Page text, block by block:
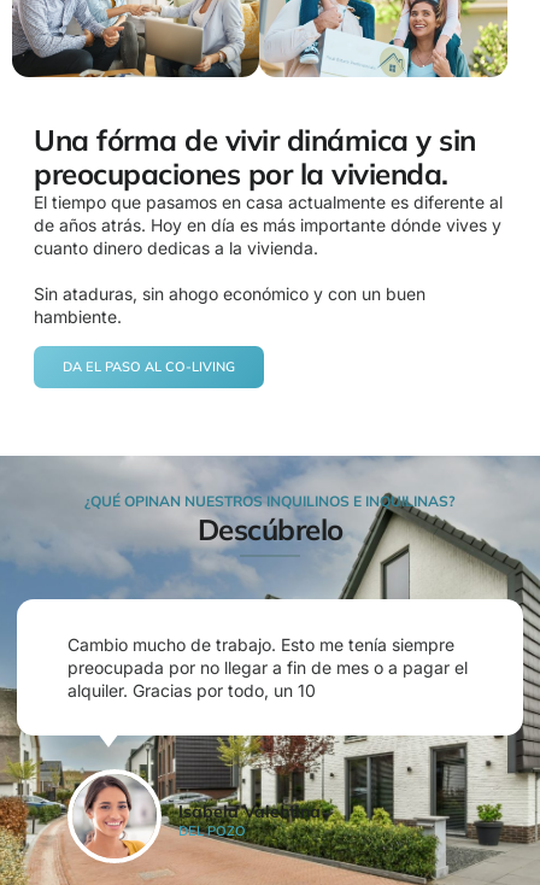
Una fórma de vivir dinámica y sin
preocupaciones por la vivienda.
El tiempo que pasamos en casa actualmente es diferente al
de años atrás. Hoy en día es más importante dónde vives y
cuanto dinero dedicas a la vivienda.
Sin ataduras, sin ahogo económico y con un buen
hambiente.
DA EL PASO AL CO-LIVING
¿QUÉ OPINAN NUESTROS INQUILINOS E INQUILINAS?
Descúbrelo
Cambio mucho de trabajo. Esto me tenía siempre
preocupada por no llegar a fin de mes o a pagar el
alquiler. Gracias por todo, un 10
Isabela Valentina
DEL POZO